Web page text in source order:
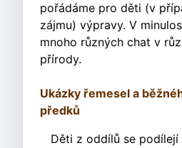
pořádáme pro děti (v
zájmu) výpravy. V
mnoho různých chat v
přírody.
Ukázky řemesel a
předků
Děti z oddílů se podílejí